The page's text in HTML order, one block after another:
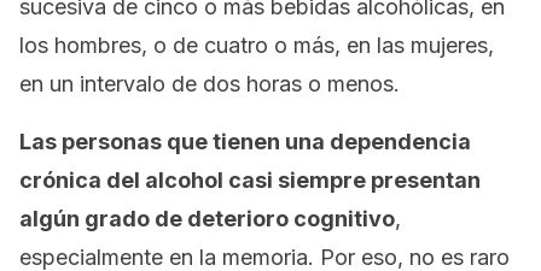
sucesiva de cinco o más bebidas alcohólicas, en
los hombres, o de cuatro o más, en las mujeres,
en un intervalo de dos horas o menos.
Las personas que tienen una dependencia
crónica del alcohol casi siempre presentan
algún grado de deterioro cognitivo,
especialmente en la memoria. Por eso, no es raro